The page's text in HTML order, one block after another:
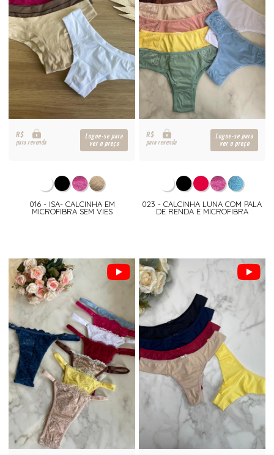
R$
para revenda
Logue-se para
ver o preço
016 - ISA- CALCINHA EM
MICROFIBRA SEM VIES
R$
para revenda
Logue-se para
ver o preço
023 - CALCINHA LUNA COM PALA
DE RENDA E MICROFIBRA